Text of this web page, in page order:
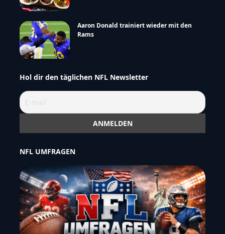
Aaron Donald trainiert wieder mit den
Rams
Hol dir den täglichen NFL Newsletter
NFL UMFRAGEN